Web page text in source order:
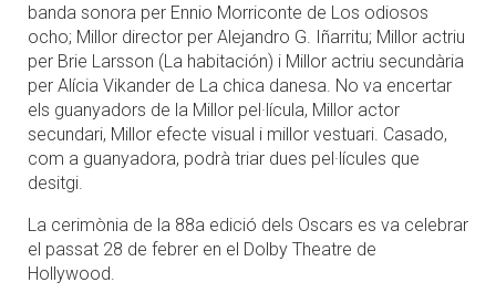
banda sonora per Ennio Morriconte de Los odiosos
ocho; Millor director per Alejandro G. Iñarritu; Millor actriu
per Brie Larsson (La habitación) i Millor actriu secundària
per Alícia Vikander de La chica danesa. No va encertar
els guanyadors de la Millor pel·lícula, Millor actor
secundari, Millor efecte visual i millor vestuari. Casado,
com a guanyadora, podrà triar dues pel·lícules que
desitgi.
La cerimònia de la 88a edició dels Oscars es va celebrar
el passat 28 de febrer en el Dolby Theatre de
Hollywood.